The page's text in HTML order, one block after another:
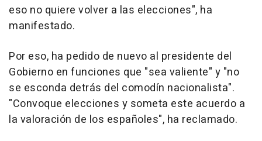
eso no quiere volver a las elecciones", ha
manifestado.
Por eso, ha pedido de nuevo al presidente del
Gobierno en funciones que "sea valiente" y "no
se esconda detrás del comodín nacionalista".
"Convoque elecciones y someta este acuerdo a
la valoración de los españoles", ha reclamado.